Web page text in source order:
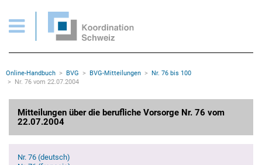
Wichtige Seiten
Home
Inhalt
Sitemap
Rootline Navigation
Online-Handbuch BVG BVG-Mitteilungen
Nr. 76 bis 100
Nr. 76 vom 22.07.2004
Mitteilungen über die berufliche Vorsorge Nr. 76 vom
22.07.2004
Nr. 76 (deutsch)